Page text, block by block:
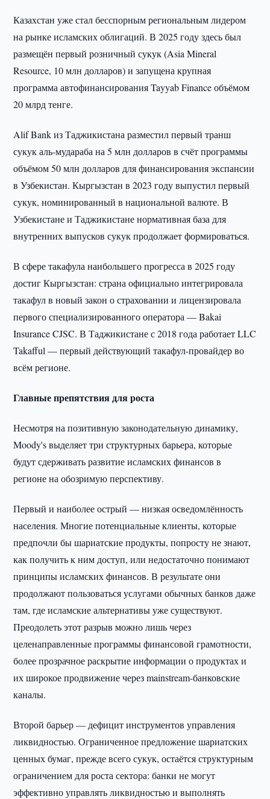
Казахстан уже стал бесспорным региональным лидером
на рынке исламских облигаций. В 2025 году здесь был
размещён первый розничный сукук (Asia Mineral
Resource, 10 млн долларов) и запущена крупная
программа автофинансирования Tayyab Finance объёмом
20 млрд тенге.
Alif Bank из Таджикистана разместил первый транш
сукук аль-мудараба на 5 млн долларов в счёт программы
объёмом 50 млн долларов для финансирования экспансии
в Узбекистан. Кыргызстан в 2023 году выпустил первый
сукук, номинированный в национальной валюте. В
Узбекистане и Таджикистане нормативная база для
внутренних выпусков сукук продолжает формироваться.
В сфере такафула наибольшего прогресса в 2025 году
достиг Кыргызстан: страна официально интегрировала
такафул в новый закон о страховании и лицензировала
первого специализированного оператора — Bakai
Insurance CJSC. В Таджикистане с 2018 года работает LLC
Takafful — первый действующий такафул-провайдер во
всём регионе.
Главные препятствия для роста
Несмотря на позитивную законодательную динамику,
Moody's выделяет три структурных барьера, которые
будут сдерживать развитие исламских финансов в
регионе на обозримую перспективу.
Первый и наиболее острый — низкая осведомлённость
населения. Многие потенциальные клиенты, которые
предпочли бы шариатские продукты, попросту не знают,
как получить к ним доступ, или недостаточно понимают
принципы исламских финансов. В результате они
продолжают пользоваться услугами обычных банков даже
там, где исламские альтернативы уже существуют.
Преодолеть этот разрыв можно лишь через
целенаправленные программы финансовой грамотности,
более прозрачное раскрытие информации о продуктах и
их широкое продвижение через mainstream-банковские
каналы.
Второй барьер — дефицит инструментов управления
ликвидностью. Ограниченное предложение шариатских
ценных бумаг, прежде всего сукук, остаётся структурным
ограничением для роста сектора: банки не могут
эффективно управлять ликвидностью и выполнять